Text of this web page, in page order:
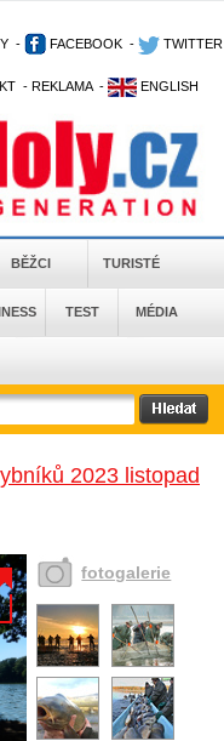
- FACEBOOK - TWITTER
- REKLAMA - ENGLISH
BĚŽCI TURISTÉ
TEST MÉDIA
2023 listopad
fotogalerie